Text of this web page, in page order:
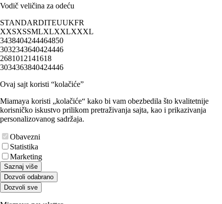
Vodič veličina za odeću
STANDARDITEUUKFR
XXSXSSMLXLXXLXXXL
3438404244464850
3032343640424446
2681012141618
3034363840424446
Ovaj sajt koristi “kolačiće”
Miamaya koristi „kolačiće“ kako bi vam obezbedila što kvalitetnije
korisničko iskustvo prilikom pretraživanja sajta, kao i prikazivanja
personalizovanog sadržaja.
Obavezni
Statistika
Marketing
Saznaj više
Dozvoli odabrano
Dozvoli sve